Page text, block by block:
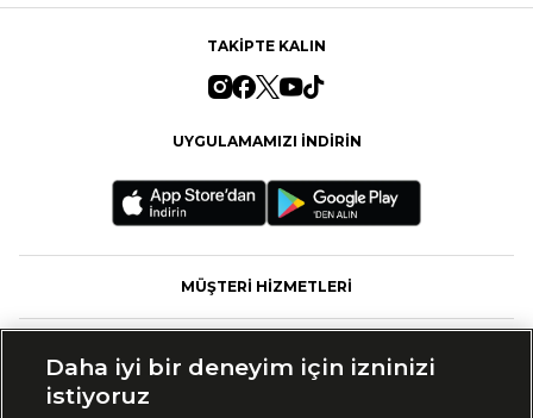
TAKİPTE KALIN
UYGULAMAMIZI İNDİRİN
MÜŞTERİ HİZMETLERİ
Daha iyi bir deneyim için izninizi
istiyoruz